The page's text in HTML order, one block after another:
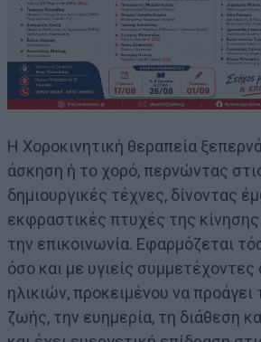
Η Χοροκινητική θεραπεία
άσκηση ή το χορό, περνώντας
δημιουργικές τέχνες, δίνοντας
εκφραστικές πτυχές της κίνησης
την επικοινωνία. Εφαρμόζεται
όσο και με υγιείς
ηλικιών, προκειμένου να προάγει
ζωής, την ευημερία, τη διάθεση